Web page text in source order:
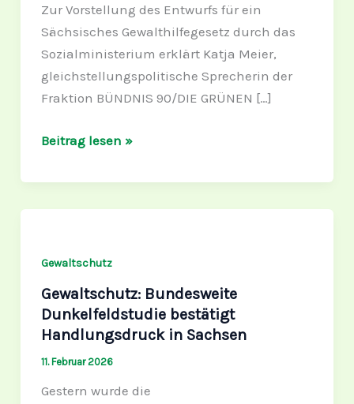
Zur Vorstellung des Entwurfs für ein
Sächsisches Gewalthilfegesetz durch das
Sozialministerium erklärt Katja Meier,
gleichstellungspolitische Sprecherin der
Fraktion BÜNDNIS 90/DIE GRÜNEN […]
Beitrag lesen »
Gewaltschutz
Gewaltschutz: Bundesweite
Dunkelfeldstudie bestätigt
Handlungsdruck in Sachsen
11. Februar 2026
Gestern wurde die
Dunkelfeldstudie
bestätigt
Handlungsdruck
in